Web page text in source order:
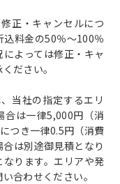
正・キャンセルにつ
込料金の50％～100％
よっては修正・キャ
ださい。
当社の指定するエリ
合は一律5,000円（消
つき一律0.5円（消費
は別途御見積となり
ります。エリアや発
合わせください。